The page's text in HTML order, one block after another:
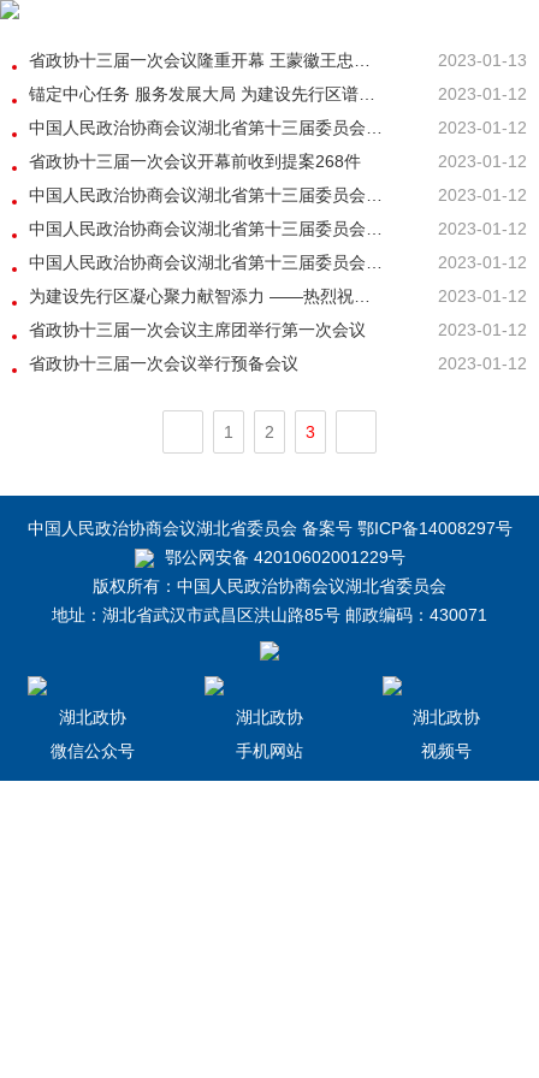
省政协十三届一次会议隆重开幕 王蒙徽王忠林到会祝贺 孙伟作十二届省政协常委会工作报告 尔肯江·吐拉洪主持 王红玲作提案工作情况报告
2023-01-13
锚定中心任务 服务发展大局 为建设先行区谱写新篇章凝心聚力
2023-01-12
中国人民政治协商会议湖北省第十三届委员会第一次会议 主席团常务主席及常务主席会议主持人名单
2023-01-12
省政协十三届一次会议开幕前收到提案268件
2023-01-12
中国人民政治协商会议湖北省第十三届委员会第一次会议 提案审查委员会组成人员名单
2023-01-12
中国人民政治协商会议湖北省第十三届委员会 第一次会议大会副秘书长名单
2023-01-12
中国人民政治协商会议湖北省第十三届委员会第一次会议 主席团、主席团会议主持人、秘书长名单
2023-01-12
为建设先行区凝心聚力献智添力 ——热烈祝贺省政协十三届一次会议开幕
2023-01-12
省政协十三届一次会议主席团举行第一次会议
2023-01-12
省政协十三届一次会议举行预备会议
2023-01-12
1 2 3
中国人民政治协商会议湖北省委员会 备案号 鄂ICP备14008297号
鄂公网安备 42010602001229号
版权所有：中国人民政治协商会议湖北省委员会
地址：湖北省武汉市武昌区洪山路85号 邮政编码：430071
湖北政协
微信公众号
湖北政协
手机网站
湖北政协
视频号